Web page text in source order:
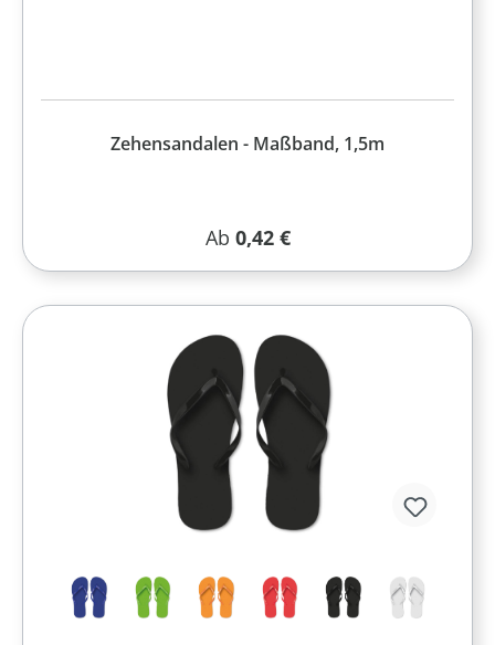
Zehensandalen - Maßband, 1,5m
Regulärer Preis:
Ab 0,42 €